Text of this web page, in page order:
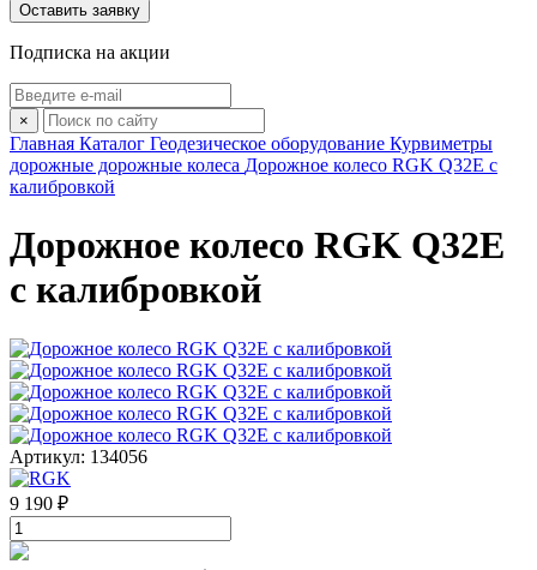
Оставить заявку
Подписка на акции
×
Главная Каталог Геодезическое оборудование Курвиметры
дорожные дорожные колеса Дорожное колесо RGK Q32E с
калибровкой
Дорожное колесо RGK Q32E
с калибровкой
Артикул: 134056
9 190 ₽